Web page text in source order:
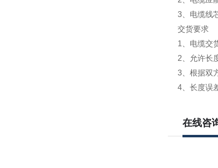
3、电缆线
交货要求
1、电缆交
2、允许长
3、根据双
4、长度误
在线咨